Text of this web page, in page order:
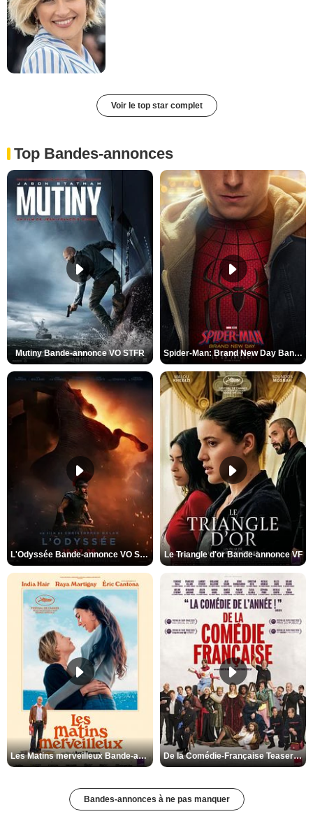
Voir le top star complet
Top Bandes-annonces
Mutiny Bande-annonce VO STFR Spider-Man: Brand New Day Bande-annonce VO STFR
L'Odyssée Bande-annonce VO STFR Le Triangle d'or Bande-annonce VF
Les Matins merveilleux Bande-annonce VF De la Comédie-Française Teaser VF
Bandes-annonces à ne pas manquer